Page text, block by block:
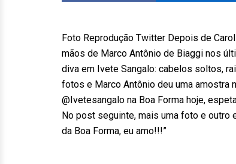
Foto Reprodução Twitter Depois de
mãos de Marco Antônio de Biaggi nos
diva em Ivete Sangalo: cabelos soltos,
fotos e Marco Antônio deu uma amostra
@Ivetesangalo na Boa Forma hoje,
No post seguinte, mais uma foto e outro
da Boa Forma, eu amo!!!”